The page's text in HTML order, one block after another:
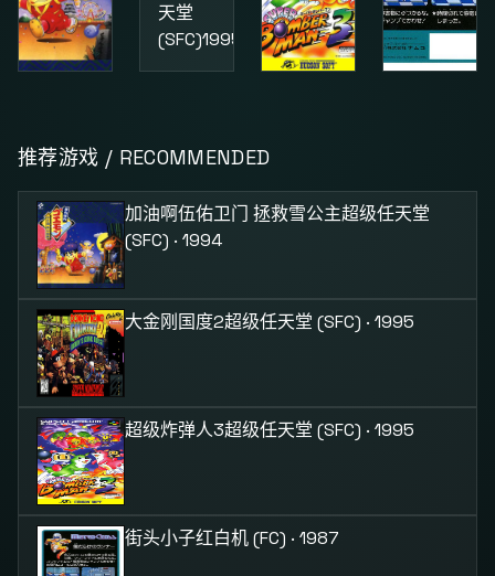
超级任
天堂
(SFC)1994
天堂
(SFC)1995
天堂
(SFC)1995
(FC)1987
推荐游戏 / RECOMMENDED
加油啊伍佑卫门 拯救雪公主超级任天堂
(SFC) · 1994
大金刚国度2超级任天堂 (SFC) · 1995
超级炸弹人3超级任天堂 (SFC) · 1995
街头小子红白机 (FC) · 1987